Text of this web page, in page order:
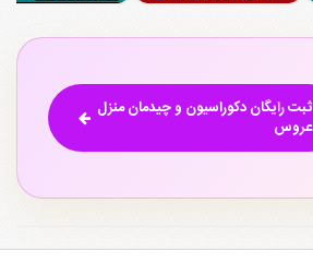
ثبت رایگان دکوراسیون و چیدمان منزل
عروس